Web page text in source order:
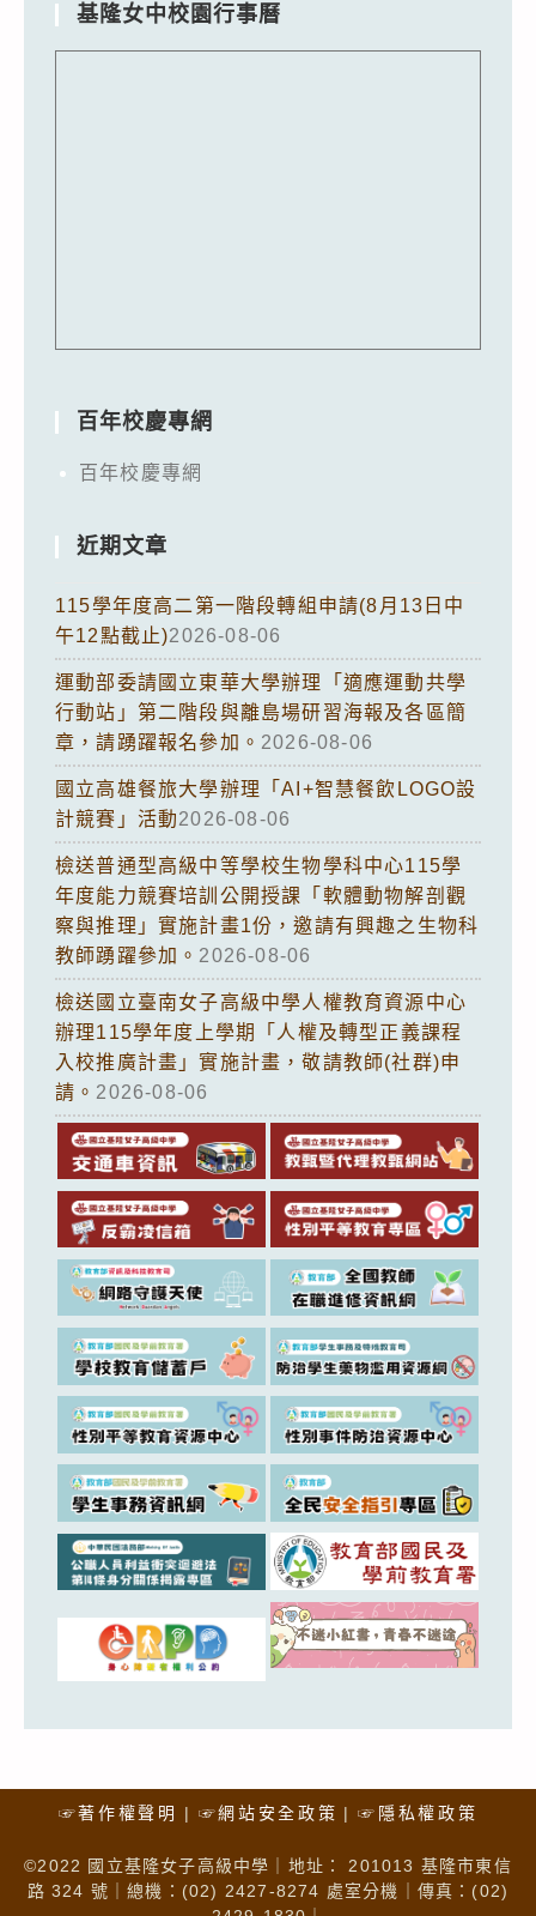
基隆女中校園行事曆
百年校慶專網
百年校慶專網
近期文章
115學年度高二第一階段轉組申請(8月13日中
午12點截止)2026-08-06
運動部委請國立東華大學辦理「適應運動共學
行動站」第二階段與離島場研習海報及各區簡
章，請踴躍報名參加。 2026-08-06
國立高雄餐旅大學辦理「AI+智慧餐飲LOGO設
計競賽」活動2026-08-06
檢送普通型高級中等學校生物學科中心115學
年度能力競賽培訓公開授課「軟體動物解剖觀
察與推理」實施計畫1份，邀請有興趣之生物科
教師踴躍參加。 2026-08-06
檢送國立臺南女子高級中學人權教育資源中心
辦理115學年度上學期「人權及轉型正義課程
入校推廣計畫」實施計畫，敬請教師(社群)申
請。 2026-08-06
☞著作權聲明 ☞網站安全政策 ☞隱私權政策
©2022 國立基隆女子高級中學｜地址： 201013 基隆市東信
路 324 號｜總機：(02) 2427-8274 處室分機｜傳真：(02)